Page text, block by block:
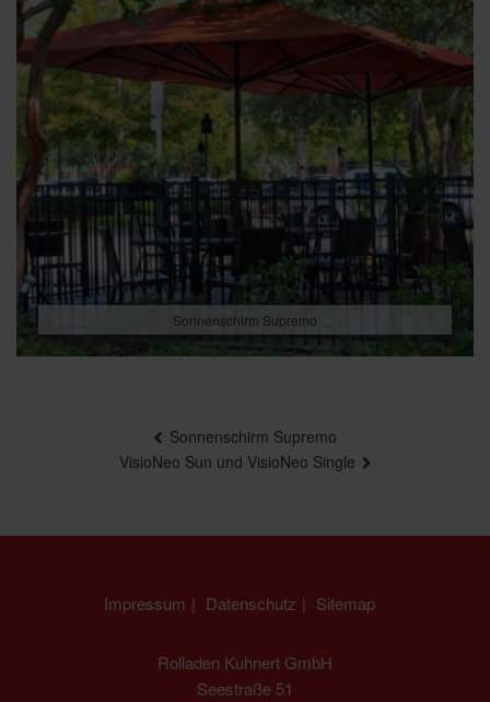
Sonnenschirm Supremo
Sonnenschirm Supremo
VisioNeo Sun und VisioNeo Single
Impressum Datenschutz Sitemap
Rolladen Kuhnert GmbH
Seestraße 51